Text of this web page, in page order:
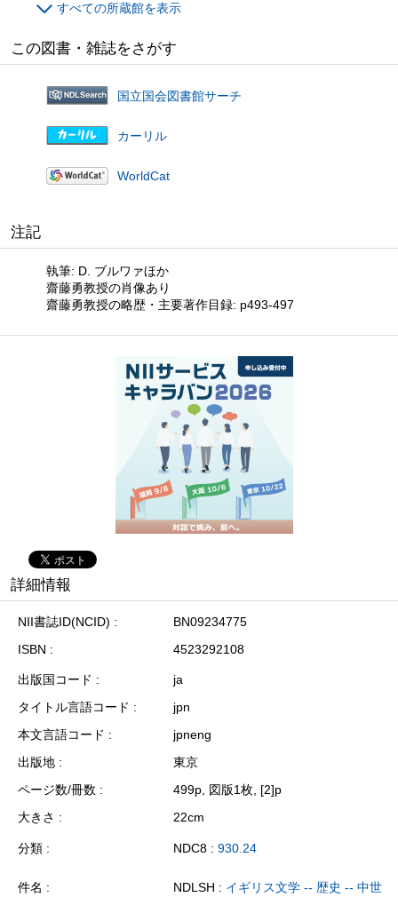
すべての所蔵館を表示
この図書・雑誌をさがす
国立国会図書館サーチ
カーリル
WorldCat
注記
執筆: D. ブルワァほか
齋藤勇教授の肖像あり
齋藤勇教授の略歴・主要著作目録: p493-497
詳細情報
NII書誌ID(NCID)
BN09234775
ISBN
4523292108
出版国コード
ja
タイトル言語コード
jpn
本文言語コード
jpneng
出版地
東京
ページ数/冊数
499p, 図版1枚, [2]p
大きさ
22cm
分類 NDC8 : 930.24
件名 NDLSH : イギリス文学 -- 歴史 -- 中世